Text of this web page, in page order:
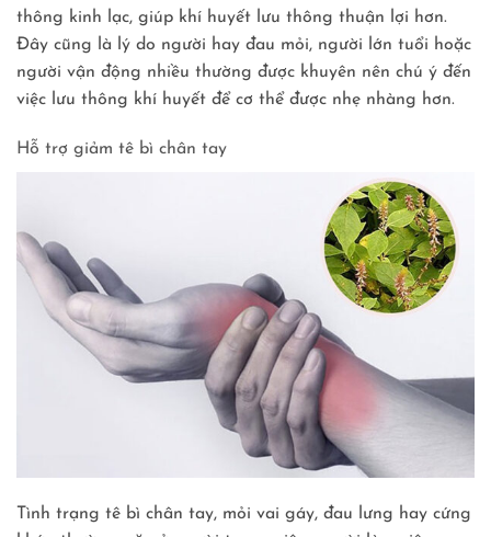
thông kinh lạc, giúp khí huyết lưu thông thuận lợi hơn.
Đây cũng là lý do người hay đau mỏi, người lớn tuổi hoặc
người vận động nhiều thường được khuyên nên chú ý đến
việc lưu thông khí huyết để cơ thể được nhẹ nhàng hơn.
Hỗ trợ giảm tê bì chân tay
Tình trạng tê bì chân tay, mỏi vai gáy, đau lưng hay cứng